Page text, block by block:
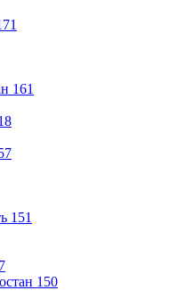
161
151
7
150